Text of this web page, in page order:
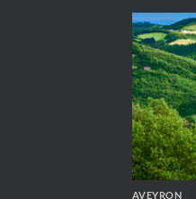
AVEYRON